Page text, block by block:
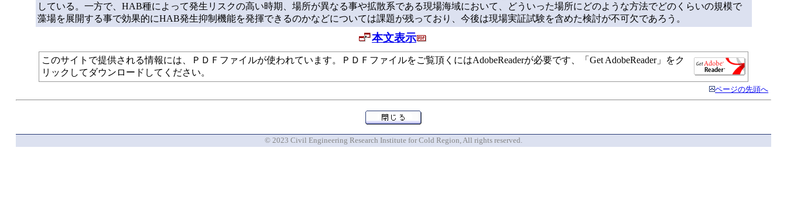
している。一方で、HAB種によって発生リスクの高い時期、場所が異なる事や拡散系である現場海域において、どういった場所にどのような方法でどのくらいの規模で
藻場を展開する事で効果的にHAB発生抑制機能を発揮できるのかなどについては課題が残っており、今後は現場実証試験を含めた検討が不可欠であろう。
本文表示
このサイトで提供される情報には、ＰＤＦファイルが使われています。ＰＤＦファイルをご覧頂くにはAdobeReaderが必要です、「Get AdobeReader」をク
リックしてダウンロードしてください。
ページの先頭へ
© 2023 Civil Engineering Research Institute for Cold Region, All rights reserved.